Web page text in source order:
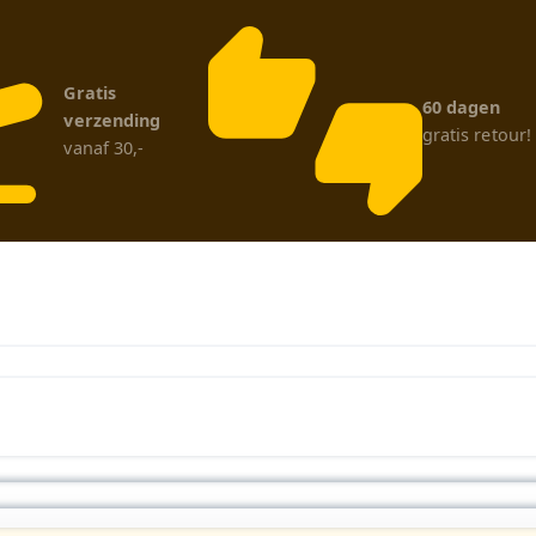
Gratis
verzending
vanaf 30,-
60 dagen
gratis retour!